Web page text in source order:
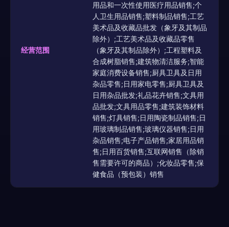
经营范围
用品和一次性使用医疗用品销售;个
人卫生用品销售;塑料制品销售;工艺
美术品及收藏品批发（象牙及其制品
除外）;工艺美术品及收藏品零售
（象牙及其制品除外）;工程塑料及
合成树脂销售;建筑物清洁服务;智能
家庭消费设备销售;厨具卫具及日用
杂品零售;日用家电零售;厨具卫具及
日用杂品批发;礼品花卉销售;文具用
品批发;文具用品零售;建筑装饰材料
销售;灯具销售;日用陶瓷制品销售;日
用玻璃制品销售;玻璃仪器销售;日用
杂品销售;电子产品销售;家居用品销
售;日用百货销售;互联网销售（除销
售需要许可的商品）;化妆品零售;保
健食品（预包装）销售